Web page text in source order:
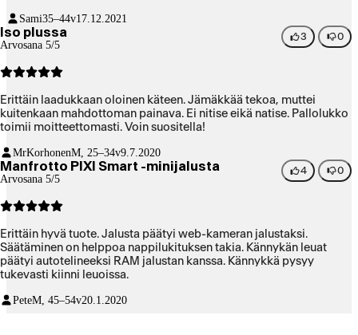
Sami35–44v17.12.2021
Iso plussa
Arvosana 5/5
3 0
Erittäin laadukkaan oloinen käteen. Jämäkkää tekoa, muttei
kuitenkaan mahdottoman painava. Ei nitise eikä natise. Pallolukko
toimii moitteettomasti. Voin suositella!
MrKorhonenM, 25–34v9.7.2020
Manfrotto PIXI Smart -minijalusta
Arvosana 5/5
4 0
Erittäin hyvä tuote. Jalusta päätyi web-kameran jalustaksi.
Säätäminen on helppoa nappilukituksen takia. Kännykän leuat
päätyi autotelineeksi RAM jalustan kanssa. Kännykkä pysyy
tukevasti kiinni leuoissa.
PeteM, 45–54v20.1.2020